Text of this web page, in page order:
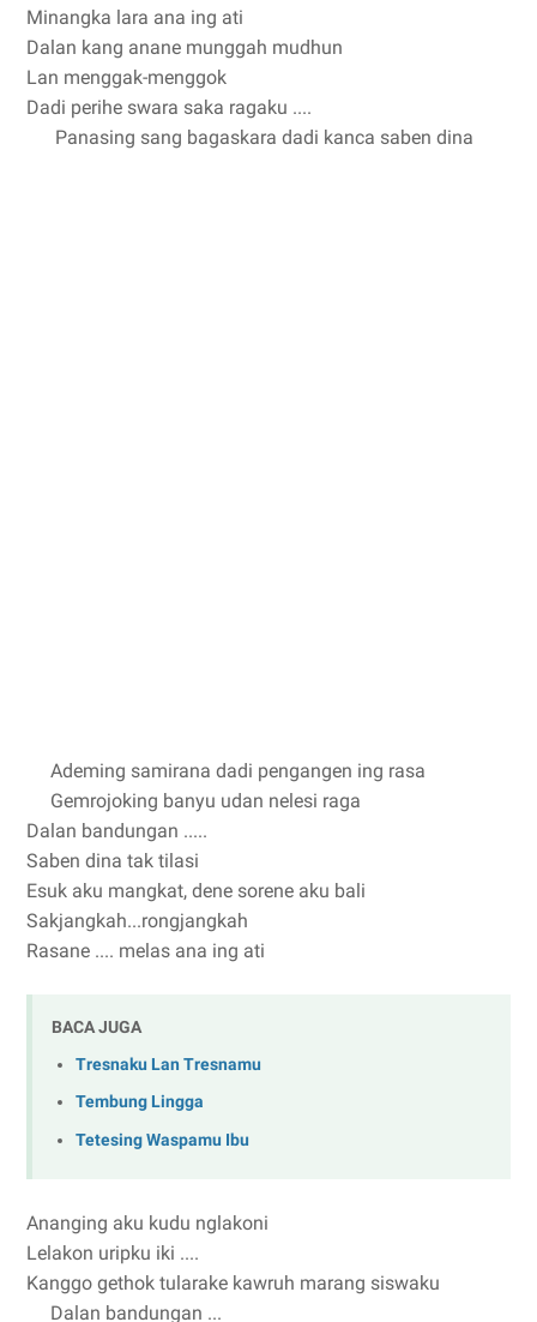
Minangka lara ana ing ati
Dalan kang anane munggah mudhun
Lan menggak-menggok
Dadi perihe swara saka ragaku ....
Panasing sang bagaskara dadi kanca saben dina
Ademing samirana dadi pengangen ing rasa
Gemrojoking banyu udan nelesi raga
Dalan bandungan .....
Saben dina tak tilasi
Esuk aku mangkat, dene sorene aku bali
Sakjangkah...rongjangkah
Rasane .... melas ana ing ati
BACA JUGA
Tresnaku Lan Tresnamu
Tembung Lingga
Tetesing Waspamu Ibu
Ananging aku kudu nglakoni
Lelakon uripku iki ....
Kanggo gethok tularake kawruh marang siswaku
Dalan bandungan ...